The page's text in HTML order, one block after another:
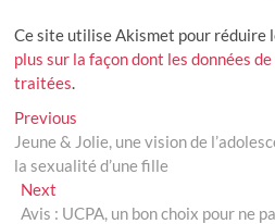
Ce site utilise Akismet pour réduire
plus sur la façon dont les données
traitées
Navigation
de
l’article
Previous
post:
Jeune & Jolie, une vision de
la sexualité d’une fille
NextNext
post:
Avis : UCPA, un bon choix pour ne